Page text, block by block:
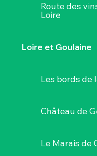
Route des
Loire
Loire et Goulaine
Les bords de
Château de
Le Marais de